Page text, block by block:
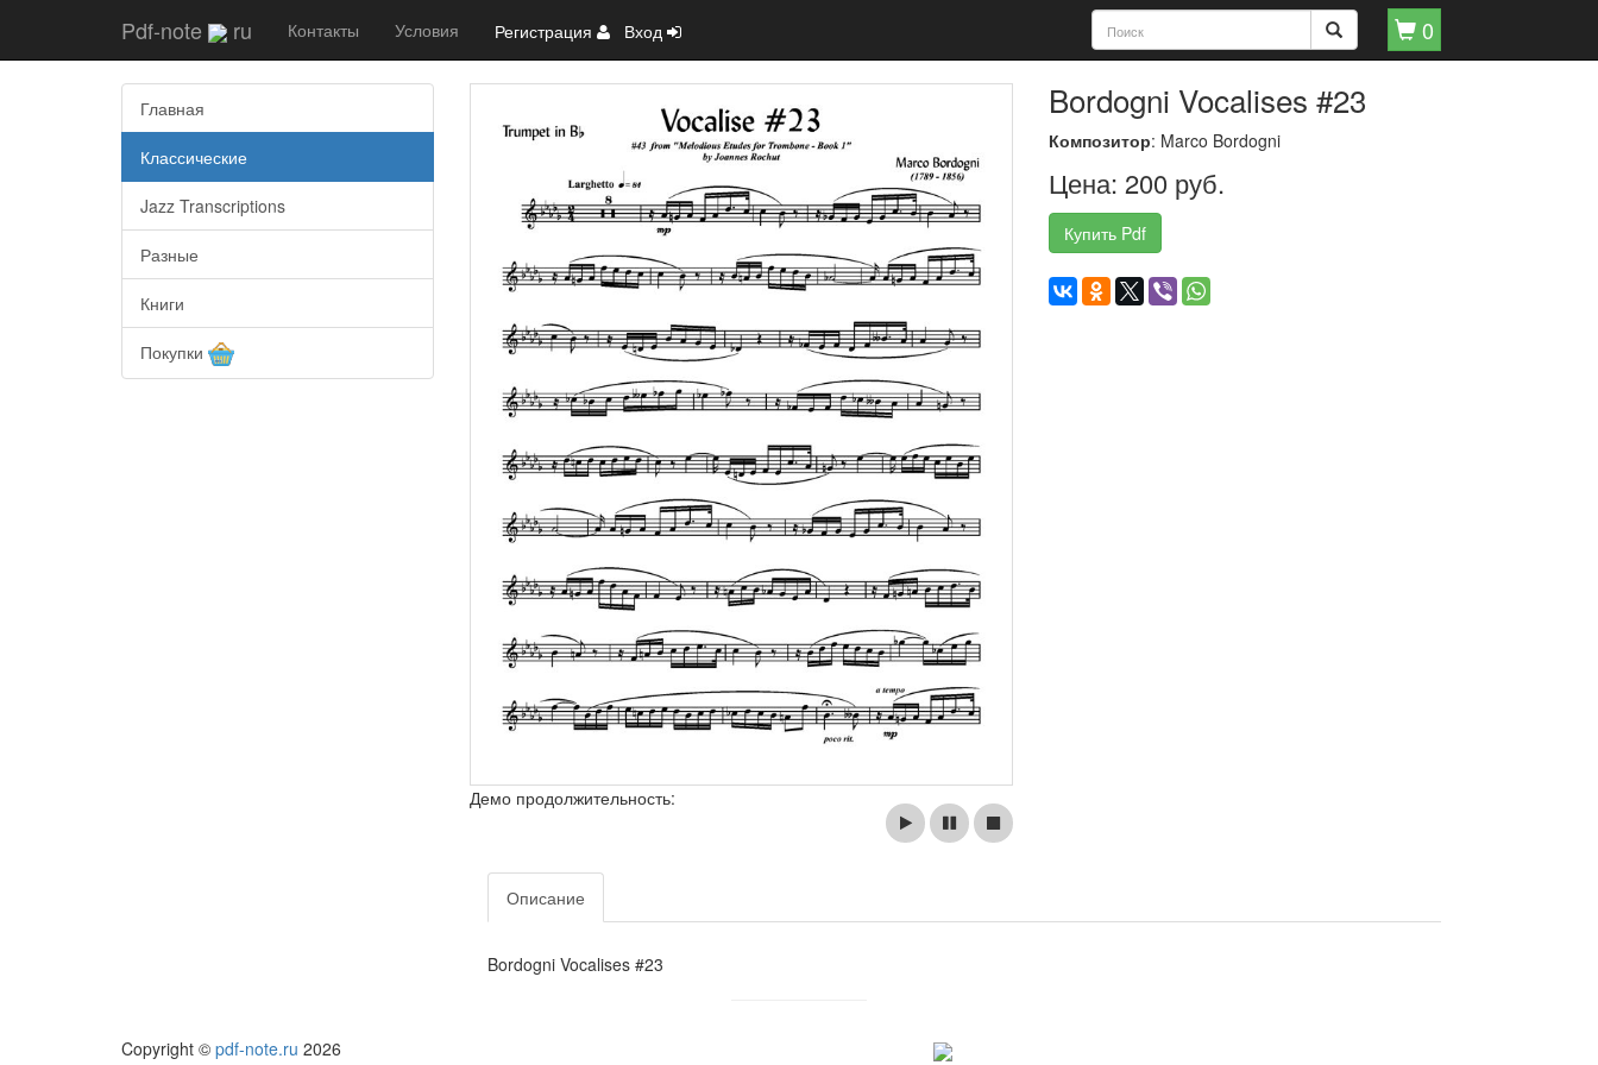
Pdf-note ru Контакты Условия 0
Регистрация Вход
Главная
Классические
Jazz Transcriptions
Разные
Книги
Покупки
Демо продолжительность:
Bordogni Vocalises #23
Композитор: Marco Bordogni
Цена: 200 руб.
Купить Pdf
Описание
Bordogni Vocalises #23
Copyright © pdf-note.ru 2026